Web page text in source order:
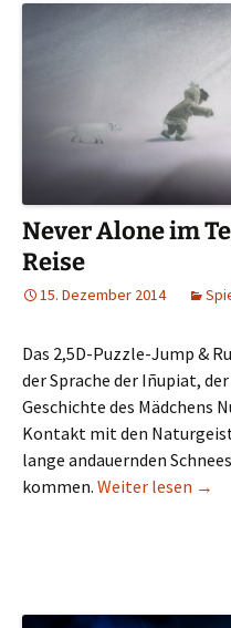
Never Alone im
Reise
15. Dezember 2014
Das 2,5D-Puzzle-Jump &
der Sprache der Iñupiat,
Geschichte des Mädchens
Kontakt mit den
lange andauernden
kommen. Weiter lesen →